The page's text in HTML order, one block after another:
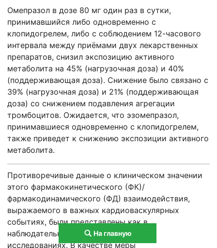
Омепразол в дозе 80 мг один раз в сутки,
принимавшийся либо одновременно с
клопидогрелем, либо с соблюдением 12-часового
интервала между приёмами двух лекарственных
препаратов, снизил экспозицию активного
метаболита на 45% (нагрузочная доза) и 40%
(поддерживающая доза). Снижение было связано с
39% (нагрузочная доза) и 21% (поддерживающая
доза) со снижением подавления агрегации
тромбоцитов. Ожидается, что эзомепразол,
принимавшиеся одновременно с клопидогрелем,
также приведет к снижению экспозиции активного
метаболита.
Противоречивые данные о клиническом значении
этого фармакокинетического (ФК)/
фармакодинамического (ФД) взаимодействия,
выражаемого в важных кардиоваскулярных
событиях, были представлены как в
наблюдательных, так и в клинических
исследованиях. В качестве меры
На главную